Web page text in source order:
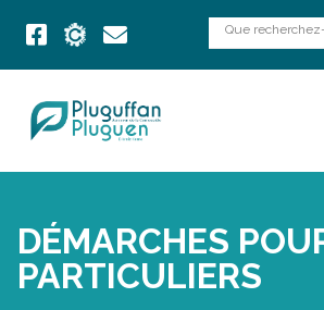
DÉMARCHES
PARTICULIERS